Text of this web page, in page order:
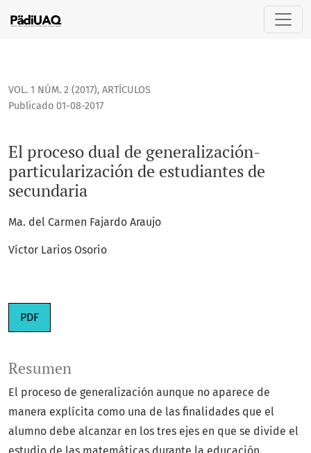
El proceso dual de generalización-particularización de
VOL. 1 NÚM. 2 (2017), ARTÍCULOS
El proceso dual de generalización-
particularización de estudiantes de
secundaria
Publicado 01-08-2017
Ma. del Carmen Fajardo Araujo
Víctor Larios Osorio
PDF
Resumen
El proceso de generalización aunque no aparece de
manera explícita como una de las finalidades que el
alumno debe alcanzar en los tres ejes en que se divide el